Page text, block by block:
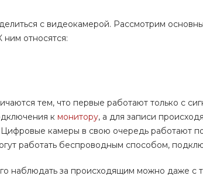
с видеокамерой. Рассмотрим
ним относятся:
тем, что первые работают только с
к монитору, а для записи
камеры в свою очередь работают
работать беспроводным способом,
наблюдать за происходящим можно даже с